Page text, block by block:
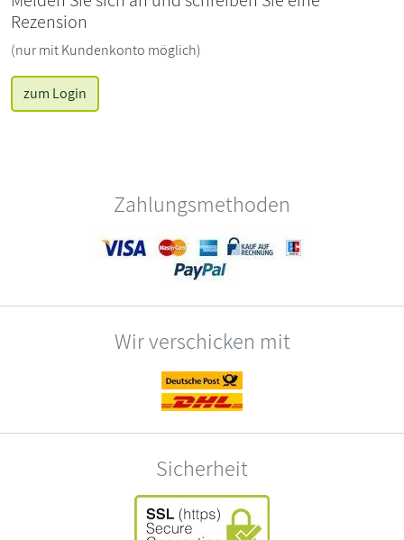
Rezension
(nur mit Kundenkonto möglich)
zum Login
Zahlungsmethoden
Wir verschicken mit
Sicherheit